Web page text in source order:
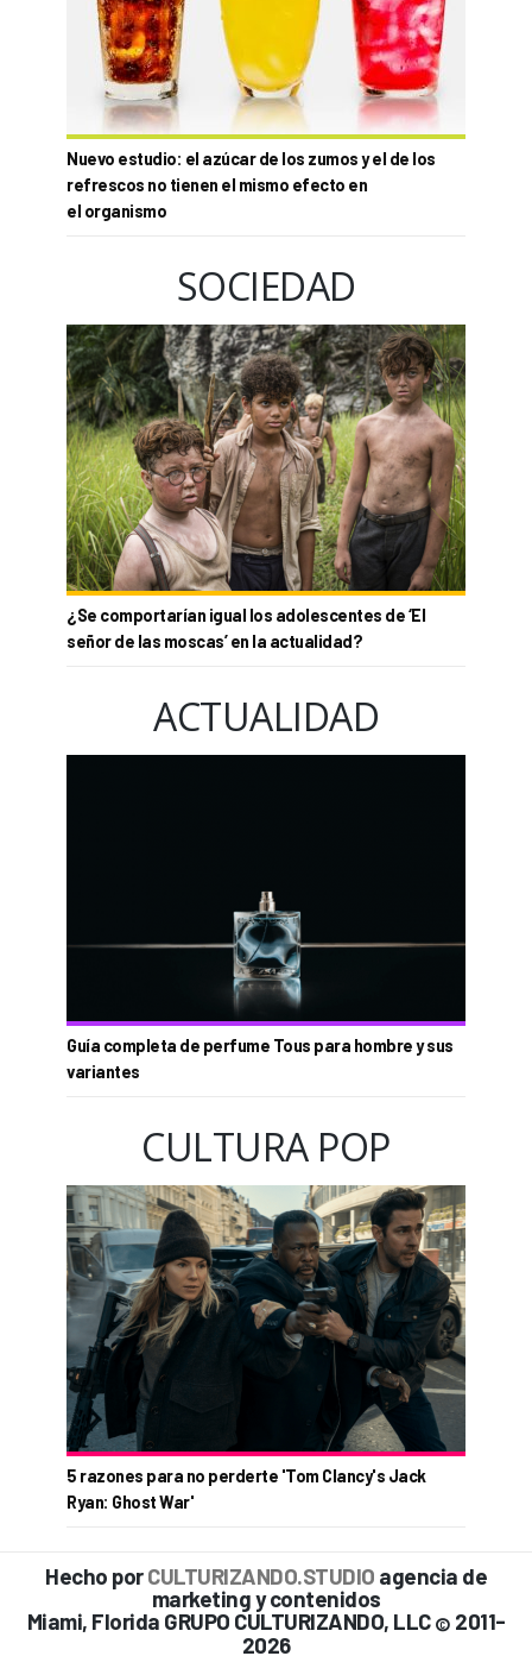
Nuevo estudio: el azúcar de los zumos y el de los
refrescos no tienen el mismo efecto en
el organismo
SOCIEDAD
¿Se comportarían igual los adolescentes de ‘El
señor de las moscas’ en la actualidad?
ACTUALIDAD
Guía completa de perfume Tous para hombre y sus
variantes
CULTURA POP
5 razones para no perderte 'Tom Clancy's Jack
Ryan: Ghost War'
Hecho porCULTURIZANDO.STUDIO agencia de
marketing y contenidos
Miami, Florida GRUPO CULTURIZANDO, LLC © 2011-
2026